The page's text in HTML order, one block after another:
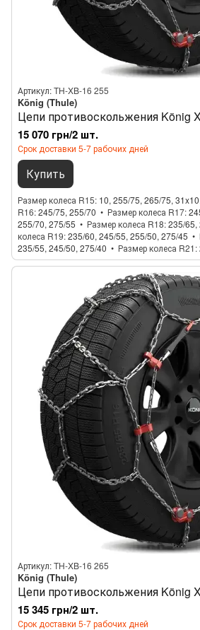
Артикул: TH-XB-16 255
König (Thule)
Цепи противоскольжения König
15 070 грн/2 шт.
Срок доставки 5-7 рабочих дней
Купить
Размер колеса R15 10, 255/75, 265/75,
R16 245/75, 255/70 Размер колеса R17
255/70, 275/55
Размер колеса R18 235/65,
колеса R19 235/60, 245/55, 255/50, 275/45
235/55, 245/50, 275/40
Размер колеса R21
Артикул: TH-XB-16 265
König (Thule)
Цепи противоскольжения König
15 345 грн/2 шт.
Срок доставки 5-7 рабочих дней